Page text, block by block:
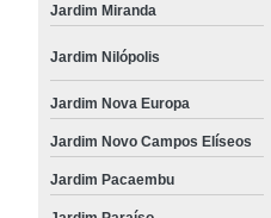
Jardim Miranda
Jardim Nilópolis
Jardim Nova Europa
Jardim Novo Campos Elíseos
Jardim Pacaembu